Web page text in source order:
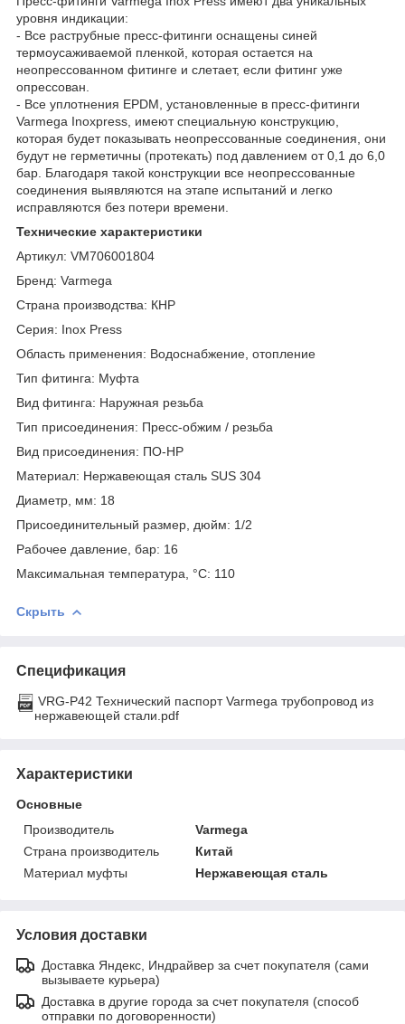
уровня индикации:
- Все раструбные пресс-фитинги оснащены синей
термоусаживаемой пленкой, которая остается на
неопрессованном фитинге и слетает, если фитинг уже
опрессован.
- Все уплотнения EPDM, установленные в пресс-фитинги
Varmega Inoxpress, имеют специальную конструкцию,
которая будет показывать неопрессованные соединения, они
будут не герметичны (протекать) под давлением от 0,1 до 6,0
бар. Благодаря такой конструкции все неопрессованные
соединения выявляются на этапе испытаний и легко
исправляются без потери времени.
Технические характеристики
Артикул: VM706001804
Бренд: Varmega
Страна производства: КНР
Серия: Inox Press
Область применения: Водоснабжение, отопление
Тип фитинга: Муфта
Вид фитинга: Наружная резьба
Тип присоединения: Пресс-обжим / резьба
Вид присоединения: ПО-НР
Материал: Нержавеющая сталь SUS 304
Диаметр, мм: 18
Присоединительный размер, дюйм: 1/2
Рабочее давление, бар: 16
Максимальная температура, °С: 110
Скрыть
Спецификация
VRG-P42 Технический паспорт Varmega трубопровод из
нержавеющей стали.pdf
Характеристики
Основные
Производитель
Varmega
Страна производитель
Китай
Материал муфты
Нержавеющая сталь
Условия доставки
Доставка Яндекс, Индрайвер за счет покупателя (сами
вызываете курьера)
Доставка в другие города за счет покупателя (способ
отправки по договоренности)